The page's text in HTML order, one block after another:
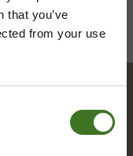
that you’ve
from your use